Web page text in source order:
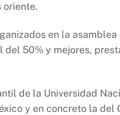
oriente.
en la asamblea
del 50% y mejores,
de la Universidad
y en concreto la del